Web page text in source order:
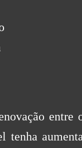
entre
tenha